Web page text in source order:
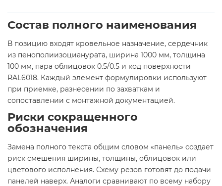
Состав полного наименования
В позицию входят кровельное назначение, сердечник
из пенополиизоцианурата, ширина 1000 мм, толщина
100 мм, пара облицовок 0.5/0.5 и код поверхности
RAL6018. Каждый элемент формулировки используют
при приемке, разнесении по захваткам и
сопоставлении с монтажной документацией.
Риски сокращенного
обозначения
Замена полного текста общим словом «панель» создает
риск смешения ширины, толщины, облицовок или
цветового исполнения. Схему резов готовят до подачи
панелей наверх. Аналоги сравнивают по всему набору